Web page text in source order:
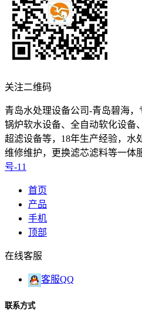
关注二维码
青岛水处理设备公司-青岛碧海，
锅炉软水设备、全自动软化设备
超滤设备等，18年生产经验，水
维修维护，更换滤芯滤料等一体
号-11
首页
产品
手机
顶部
在线客服
客服QQ
联系方式